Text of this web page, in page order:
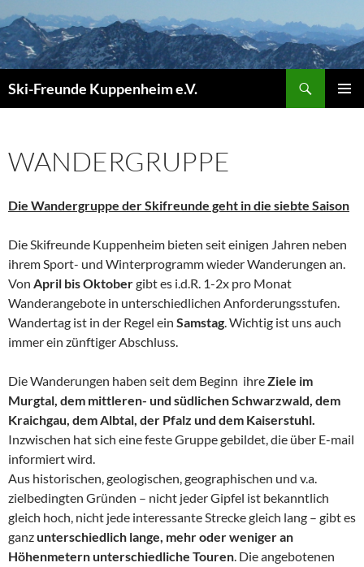
Inhalt
springen
Ski-Freunde Kuppenheim e.V.
WANDERGRUPPE
Die Wandergruppe der Skifreunde geht in die siebte Saison
Die Skifreunde Kuppenheim bieten seit einigen Jahren neben
ihrem Sport- und Winterprogramm wieder Wanderungen an.
Von April bis Oktobergibt es i.d.R. 1-2x pro Monat
Wanderangebote in unterschiedlichen Anforderungsstufen.
Wandertag ist in der Regel ein Samstag. Wichtig ist uns auch
immer ein zünftiger Abschluss.
Die Wanderungen haben seit dem Beginn ihreZiele im
Murgtal, dem mittleren- und südlichen Schwarzwald, dem
Kraichgau, dem Albtal, der Pfalz und dem Kaiserstuhl.
Inzwischen hat sich eine feste Gruppe gebildet, die über E-mail
informiert wird.
Aus historischen, geologischen, geographischen und v.a.
zielbedingten Gründen – nicht jeder Gipfel ist bekanntlich
gleich hoch, nicht jede interessante Strecke gleich lang – gibt es
ganzunterschiedlich lange, mehr oder weniger an
Höhenmetern unterschiedliche Touren. Die angebotenen